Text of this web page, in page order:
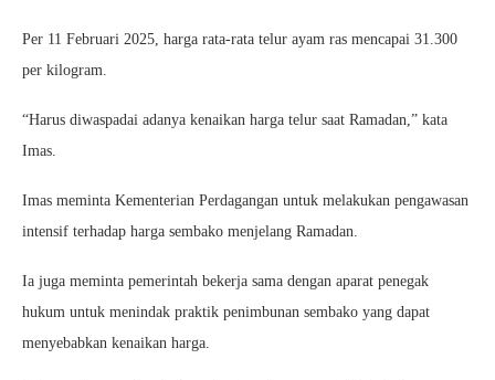
Per 11 Februari 2025, harga rata-rata telur ayam ras mencapai 31.300
per kilogram.
“Harus diwaspadai adanya kenaikan harga telur saat Ramadan,” kata
Imas.
Imas meminta Kementerian Perdagangan untuk melakukan pengawasan
intensif terhadap harga sembako menjelang Ramadan.
Ia juga meminta pemerintah bekerja sama dengan aparat penegak
hukum untuk menindak praktik penimbunan sembako yang dapat
menyebabkan kenaikan harga.